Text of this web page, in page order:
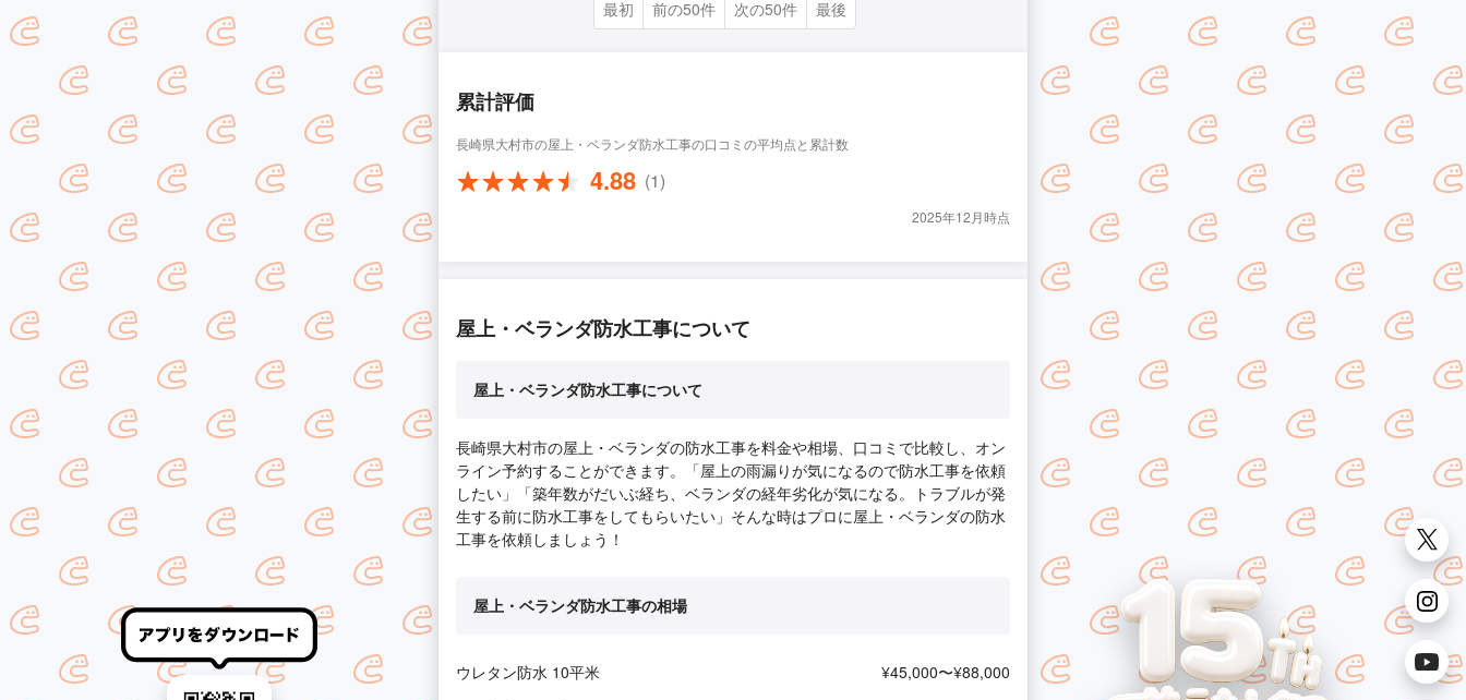
最初 前の50件 次の50件 最後
累計評価
長崎県大村市の屋上・ベランダ防水工事の口コミの平均点と累計数
4.88 (1)
2025年12月時点
屋上・ベランダ防水工事について
屋上・ベランダ防水工事について
長崎県大村市の屋上・ベランダの防水工事を料金や相場、口コミで比較し、オン
ライン予約することができます。「屋上の雨漏りが気になるので防水工事を依頼
したい」「築年数がだいぶ経ち、ベランダの経年劣化が気になる。トラブルが発
生する前に防水工事をしてもらいたい」そんな時はプロに屋上・ベランダの防水
工事を依頼しましょう！
屋上・ベランダ防水工事の相場
ウレタン防水 10平米
¥45,000〜¥88,000